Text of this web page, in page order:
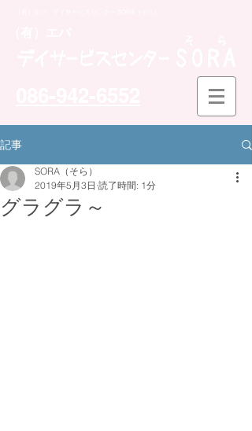
記事
グラグラ～
SORA（そら）
2019年5月3日 読了時間: 1分